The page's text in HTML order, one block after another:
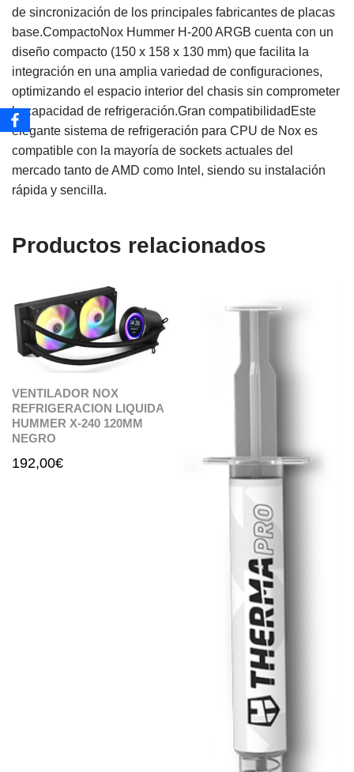
de sincronización de los principales fabricantes de placas
base.CompactoNox Hummer H-200 ARGB cuenta con un
diseño compacto (150 x 158 x 130 mm) que facilita la
integración en una amplia variedad de configuraciones,
optimizando el espacio interior del chasis sin comprometer
la capacidad de refrigeración.Gran compatibilidadEste
elegante sistema de refrigeración para CPU de Nox es
compatible con la mayoría de sockets actuales del
mercado tanto de AMD como Intel, siendo su instalación
rápida y sencilla.
Productos relacionados
VENTILADOR NOX
REFRIGERACION LIQUIDA
HUMMER X-240 120MM
NEGRO
192,00€